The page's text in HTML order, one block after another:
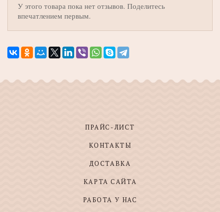
У этого товара пока нет отзывов. Поделитесь
впечатлением первым.
ПРАЙС-ЛИСТ
КОНТАКТЫ
ДОСТАВКА
КАРТА САЙТА
РАБОТА У НАС